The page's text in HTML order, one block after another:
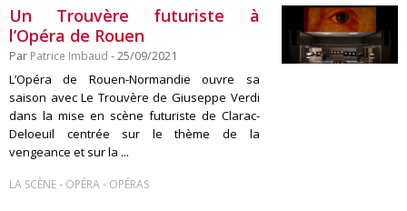
Un Trouvère futuriste à
l’Opéra de Rouen
Par Patrice Imbaud - 25/09/2021
L’Opéra de Rouen-Normandie ouvre sa
saison avec Le Trouvère de Giuseppe Verdi
dans la mise en scène futuriste de Clarac-
Deloeuil centrée sur le thème de la
vengeance et sur la ...
LA SCÈNE- OPÉRA- OPÉRAS